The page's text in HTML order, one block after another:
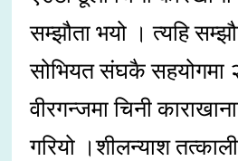
सम्झौता भयो । त्यहि
सोभियत संघकै सहयोगमा
वीरगन्जमा चिनी
गरियो ।शीलन्याश